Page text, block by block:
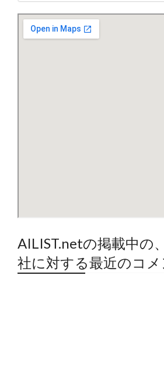
AILIST.netの掲載中の
社に対する最近のコ